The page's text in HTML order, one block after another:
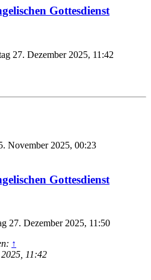
Gottesdienst
27. Dezember 2025, 11:42
November 2025, 00:23
Gottesdienst
27. Dezember 2025, 11:50
↑
11:42